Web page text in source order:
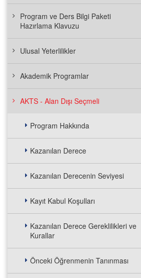
Program ve Ders Bilgi Paketi
Hazırlama Klavuzu
Ulusal Yeterlilikler
Akademik Programlar
AKTS - Alan Dışı Seçmeli
Program Hakkında
Kazanılan Derece
Kazanılan Derecenin Seviyesi
Kayıt Kabul Koşulları
Kazanılan Derece Gereklilikleri ve
Kurallar
Önceki Öğrenmenin Tanınması